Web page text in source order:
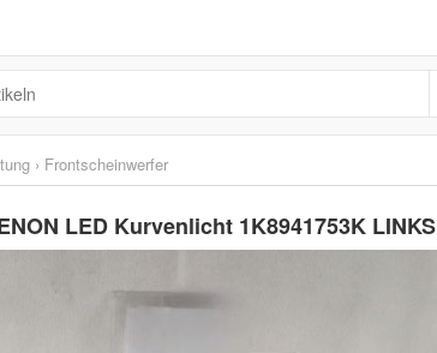
› Frontscheinwerfer
LED Kurvenlicht 1K8941753K LINKS